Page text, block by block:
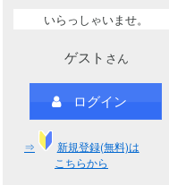
いらっしゃいませ。
ゲスト さん
ログイン
⇒
新規登録(無料)は
こちらから